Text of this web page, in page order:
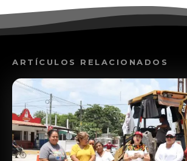
ARTÍCULOS RELACIONADOS